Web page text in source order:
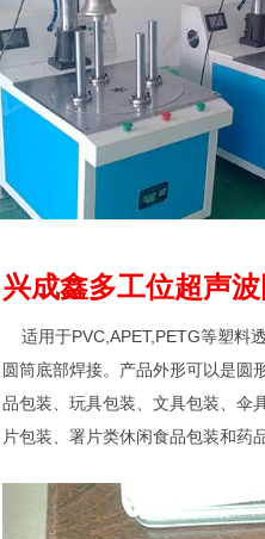
兴成鑫多工位超声
适用于PVC,APET,PETG等塑料
圆筒底部焊接。产品外形可以是圆
品包装、玩具包装、文具包装、伞
片包装、署片类休闲食品包装和药